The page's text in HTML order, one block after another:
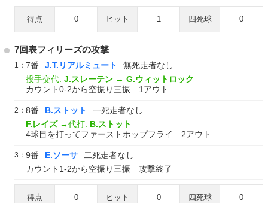
得点 0 ヒット 1 四死球 0
7回表フィリーズの攻撃
1： 7番 J.T.リアルミュート
無死走者なし
投手交代: J.スレーテン → G.ウィットロック
カウント0-2から空振り三振 1アウト
2： 8番 B.ストット
一死走者なし
F.レイズ →代打: B.ストット
4球目を打ってファーストポップフライ 2アウト
3： 9番 E.ソーサ
二死走者なし
カウント1-2から空振り三振 攻撃終了
得点 0 ヒット 0 四死球 0